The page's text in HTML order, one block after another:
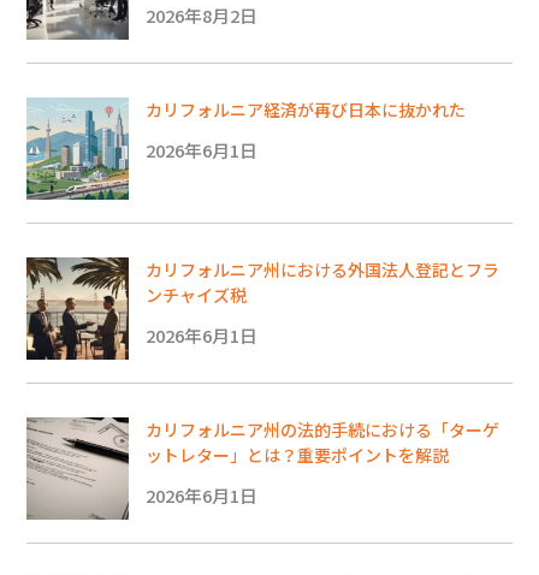
2026年8月2日
カリフォルニア経済が再び日本に抜かれた
2026年6月1日
カリフォルニア州における外国法人登記とフラ
ンチャイズ税
2026年6月1日
カリフォルニア州の法的手続における「ターゲ
ットレター」とは？重要ポイントを解説
2026年6月1日